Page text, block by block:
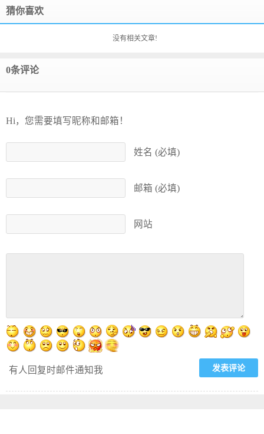
猜你喜欢
没有相关文章!
0条评论
Hi，您需要填写昵称和邮箱！
姓名 (必填)
邮箱 (必填)
网站
有人回复时邮件通知我